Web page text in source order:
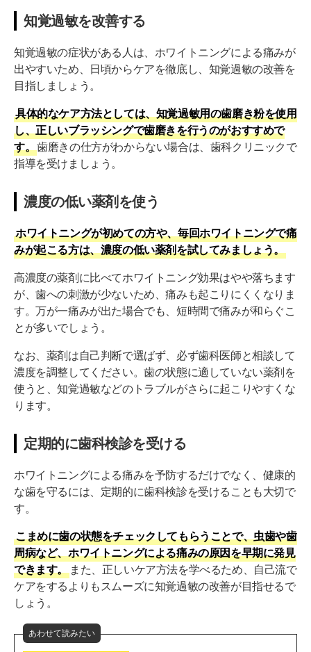
知覚過敏を改善する
知覚過敏の症状がある人は、ホワイトニングによる痛みが
出やすいため、日頃からケアを徹底し、知覚過敏の改善を
目指しましょう。
具体的なケア方法としては、知覚過敏用の歯磨き粉を使用
し、正しいブラッシングで歯磨きを行うのがおすすめで
す。
歯磨きの仕方がわからない場合は、歯科クリニックで
指導を受けましょう。
濃度の低い薬剤を使う
ホワイトニングが初めての方や、毎回ホワイトニングで痛
みが起こる方は、濃度の低い薬剤を試してみましょう。
高濃度の薬剤に比べてホワイトニング効果はやや落ちます
が、歯への刺激が少ないため、痛みも起こりにくくなりま
す。万が一痛みが出た場合でも、短時間で痛みが和らぐこ
とが多いでしょう。
なお、薬剤は自己判断で選ばず、必ず歯科医師と相談して
濃度を調整してください。歯の状態に適していない薬剤を
使うと、知覚過敏などのトラブルがさらに起こりやすくな
ります。
定期的に歯科検診を受ける
ホワイトニングによる痛みを予防するだけでなく、健康的
な歯を守るには、定期的に歯科検診を受けることも大切で
す。
こまめに歯の状態をチェックしてもらうことで、虫歯や歯
周病など、ホワイトニングによる痛みの原因を早期に発見
できます。
また、正しいケア方法を学べるため、自己流で
ケアをするよりもスムーズに知覚過敏の改善が目指せるで
しょう。
あわせて読みたい